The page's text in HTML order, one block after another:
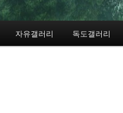
자유갤러리 독도갤러리